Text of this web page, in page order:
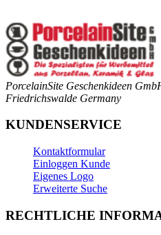
PorcelainSite Geschenkideen
Friedrichswalde Germany
KUNDENSERVICE
Kontaktformular
Einloggen Kunde
Eigenes Logo
Erweiterte Suche
RECHTLICHE